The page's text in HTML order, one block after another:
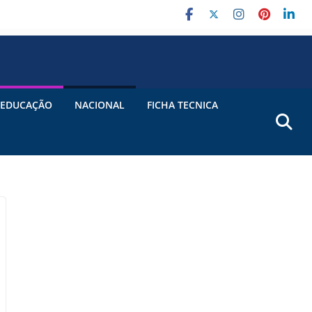
EDUCAÇÃO NACIONAL FICHA TECNICA